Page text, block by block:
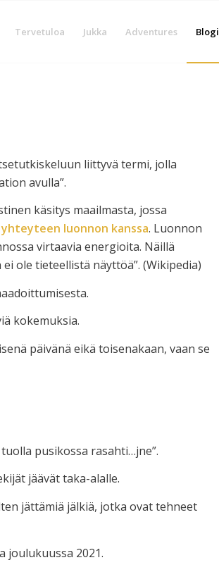
Tervetuloa Jukka Adventures Blogi
liittyvä termi, jolla
avulla”.
käsitys maailmasta, jossa
yhteyteen luonnon kanssa. Luonnon
virtaavia energioita. Näillä
ole tieteellistä näyttöä”. (Wikipedia)
kokemuksia.
päivänä eikä toisenakaan, vaan se
pusikossa rasahti…jne”.
jäävät taka-alalle.
jättämiä jälkiä, jotka ovat tehneet
joulukuussa 2021.